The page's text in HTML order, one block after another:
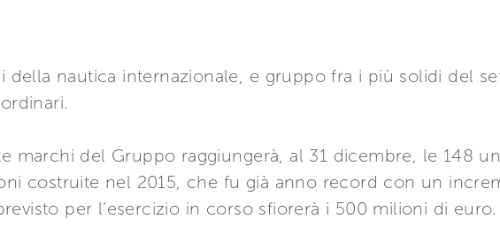
della nautica internazionale, e gruppo fra i più solidi del
marchi del Gruppo raggiungerà, al 31 dicembre, le 148
costruite nel 2015, che fu già anno record con un
per l’esercizio in corso sfiorerà i 500 milioni di euro.